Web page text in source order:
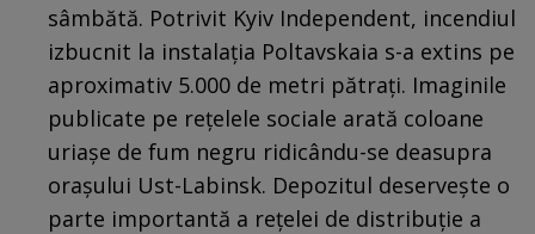
sâmbătă. Potrivit Kyiv Independent, incendiul
izbucnit la instalația Poltavskaia s-a extins pe
aproximativ 5.000 de metri pătrați. Imaginile
publicate pe rețelele sociale arată coloane
uriașe de fum negru ridicându-se deasupra
orașului Ust-Labinsk. Depozitul deservește o
parte importantă a rețelei de distribuție a